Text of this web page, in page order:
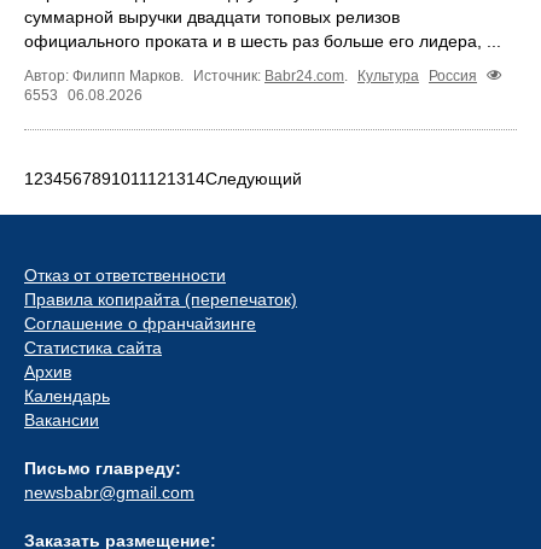
суммарной выручки двадцати топовых релизов
официального проката и в шесть раз больше его лидера, ...
Автор: Филипп Марков. Источник: Babr24.com Культура
Россия
6553
06.08.2026
1 234567891011121314Следующий
Отказ от ответственности
Правила копирайта (перепечаток)
Соглашение о франчайзинге
Статистика сайта
Архив
Календарь
Вакансии
Письмо главреду:
newsbabr@gmail.com
Заказать размещение: